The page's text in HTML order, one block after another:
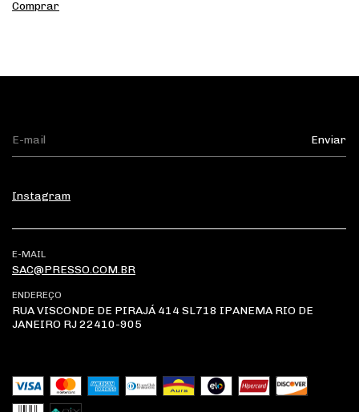
Instagram
E-MAIL
SAC@PRESSO.COM.BR
ENDEREÇO
RUA VISCONDE DE PIRAJÁ 414 SL718 IPANEMA RIO DE
JANEIRO RJ 22410-905